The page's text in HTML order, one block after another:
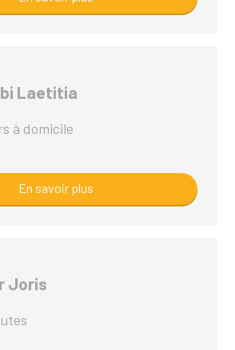
Laetitia
à domicile
En savoir plus
Joris